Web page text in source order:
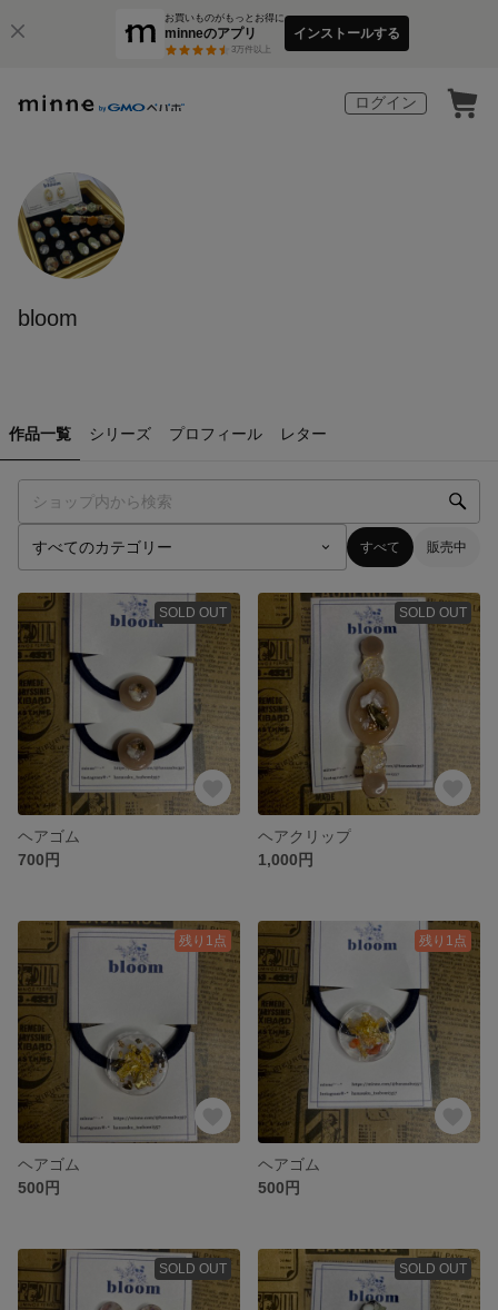
お買いものがもっとお得に
minneのアプリ
3万件以上
インストールする
ログイン
bloom
作品一覧 シリーズ プロフィール レター
すべて 販売中
SOLD OUT
ヘアゴム
700円
SOLD OUT
ヘアクリップ
1,000円
残り1点
ヘアゴム
500円
残り1点
ヘアゴム
500円
SOLD OUT SOLD OUT